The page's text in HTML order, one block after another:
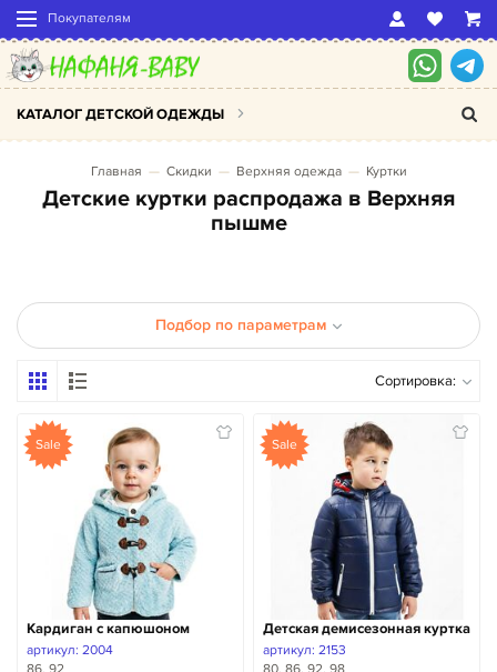
Покупателям
КАТАЛОГ ДЕТСКОЙ ОДЕЖДЫ
Главная Скидки Верхняя одежда Куртки
Детские куртки распродажа в Верхняя
пышме
Подбор по параметрам
Сортировка:
Sale
Кардиган с капюшоном
артикул: 2004
Sale
Детская демисезонная куртка
артикул: 2153